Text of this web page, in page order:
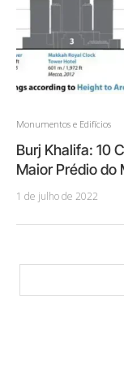
Monumentos e Edifícios
Burj Khalifa: 10
Maior Prédio do
1 de julho de 2022